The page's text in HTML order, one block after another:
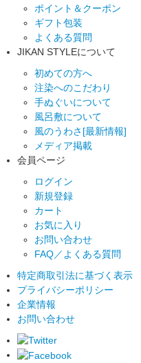
ポイント＆クーポン
ギフト包装
よくある質問
JIKAN STYLEについて
初めての方へ
注染へのこだわり
手ぬぐいについて
風呂敷について
風のうわさ[最新情報]
メディア掲載
会員ページ
ログイン
新規登録
カート
お気に入り
お問い合わせ
FAQ／よくある質問
特定商取引法に基づく表示
プライバシーポリシー
企業情報
お問い合わせ